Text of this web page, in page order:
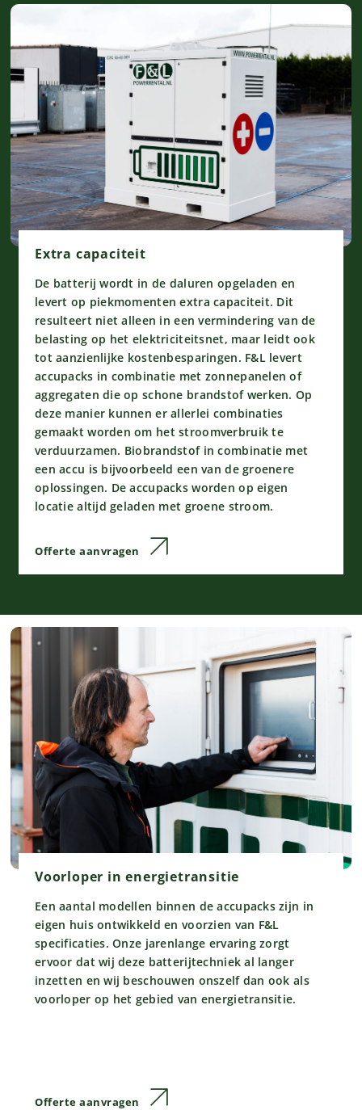
Extra capaciteit
De batterij wordt in de daluren opgeladen en
levert op piekmomenten extra capaciteit. Dit
resulteert niet alleen in een vermindering van de
belasting op het elektriciteitsnet, maar leidt ook
tot aanzienlijke kostenbesparingen. F&L levert
accupacks in combinatie met zonnepanelen of
aggregaten die op schone brandstof werken. Op
deze manier kunnen er allerlei combinaties
gemaakt worden om het stroomverbruik te
verduurzamen. Biobrandstof in combinatie met
een accu is bijvoorbeeld een van de groenere
oplossingen. De accupacks worden op eigen
locatie altijd geladen met groene stroom.
Offerte aanvragen
Voorloper in energietransitie
Een aantal modellen binnen de accupacks zijn in
eigen huis ontwikkeld en voorzien van F&L
specificaties. Onze jarenlange ervaring zorgt
ervoor dat wij deze batterijtechniek al langer
inzetten en wij beschouwen onszelf dan ook als
voorloper op het gebied van energietransitie.
Offerte aanvragen